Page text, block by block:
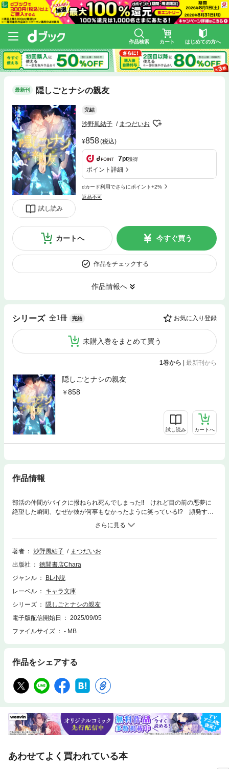
作品検索 カート はじめての方へ
最新刊 隠しごとナシの親友
試し読み
完結
沙野風結子 まつだいお
858(税込)
7pt獲得
ポイント詳細
dカード利用でさらにポイント+2%
返品不可
カートへ 今すぐ買う
作品をチェックする
作品情報へ
シリーズ 全1冊 完結 お気に入り登録
未購入巻をまとめて買う
1巻から | 最新刊から
隠しごとナシの親友
858
試し読み カートへ
作品情報
部活の仲間がバイクに撥ねられ死んでしまった!! けれど目の前の悪夢に
絶望した瞬間、なぜか彼が何事もなかったように笑っている!? 頻発する
リアルな白昼夢に悩む律朗(りつろう)。今見ている世界すら、俺には現実
か幻覚かわからない――不安に陥る律朗に寄り添ってくれるのは、親友の
斉季（いつき）で…!? 頭の中で蝶が羽ばたく時、友人の死さえ書き換え
られる――異能力に翻弄される青年が掴んだ、真実の恋。 ※口絵・イラ
著者 沙野風結子
まつだいお
出版社
徳間書店Chara
ジャンル
BL小説
レーベル
キャラ文庫
シリーズ
隠しごとナシの親友
電子版配信開始日
2025/09/05
ファイルサイズ
- MB
作品をシェアする
あわせてよく買われている本